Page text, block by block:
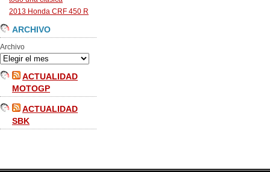
2013 Honda CRF 450 R
ARCHIVO
Archivo
ACTUALIDAD
MOTOGP
ACTUALIDAD
SBK